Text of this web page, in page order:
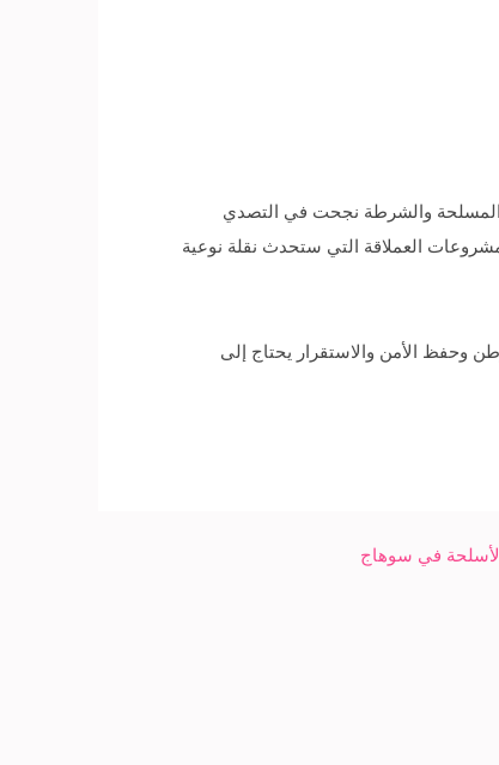
المسلحة والشرطة نجحت في التصدي
العملاقة التي ستحدث نقلة نوعية
وحفظ الأمن والاستقرار يحتاج إلى